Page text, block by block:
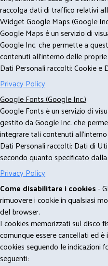
raccolga dati di traffico relativi
Widget Google Maps (Google
Google Maps è un servizio di
Google Inc. che permette a
contenuti all'interno delle
Dati Personali raccolti: Cookie e
Privacy Policy
Google Fonts (Google Inc.)
Google Fonts è un servizio di
gestito da Google Inc. che
integrare tali contenuti
Dati Personali raccolti: Dati di
secondo quanto specificato
Privacy Policy
Come disabilitare i cookies-
rimuovere i cookie in qualsiasi
del browser.
I cookies memorizzati sul disco
comunque essere cancellati ed
cookies seguendo le indicazioni
seguenti: